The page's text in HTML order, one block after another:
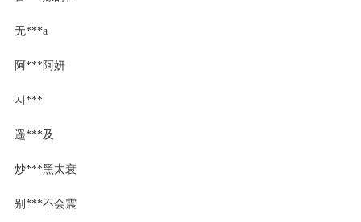
无***a
阿***阿妍
지***
遥***及
炒***黑太衰
别***不会震